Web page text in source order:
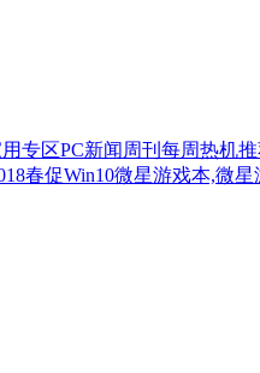
专区PC新闻周刊 每周热机
春促Win10微星游戏本,微